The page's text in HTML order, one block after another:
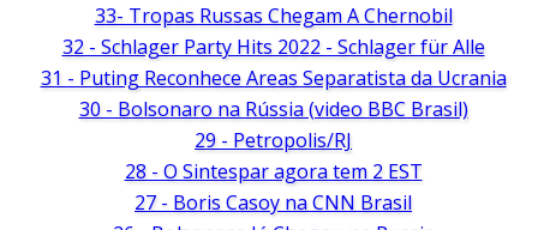
33- Tropas Russas Chegam A Chernobil
32 - Schlager Party Hits 2022 - Schlager für Alle
31 - Puting Reconhece Areas Separatista da Ucrania
30 - Bolsonaro na Rússia (video BBC Brasil)
29 - Petropolis/RJ
28 - O Sintespar agora tem 2 EST
27 - Boris Casoy na CNN Brasil